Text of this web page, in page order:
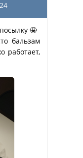
🤩
бальзам
работает,